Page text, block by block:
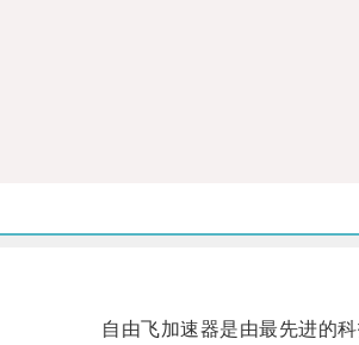
自由飞加速器是由最先进的科